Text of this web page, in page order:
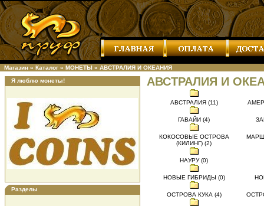
Магазин » Каталог » МОНЕТЫ » АВСТРАЛИЯ И ОКЕАНИЯ
Я люблю монеты!
Разделы
АВСТРАЛИЯ И
АВСТРАЛИЯ (11)
ГАВАЙИ (4)
КОКОСОВЫЕ ОСТРОВА
(КИЛИНГ) (2)
НАУРУ (0)
НОВЫЕ ГИБРИДЫ (0)
ОСТРОВА КУКА (4)